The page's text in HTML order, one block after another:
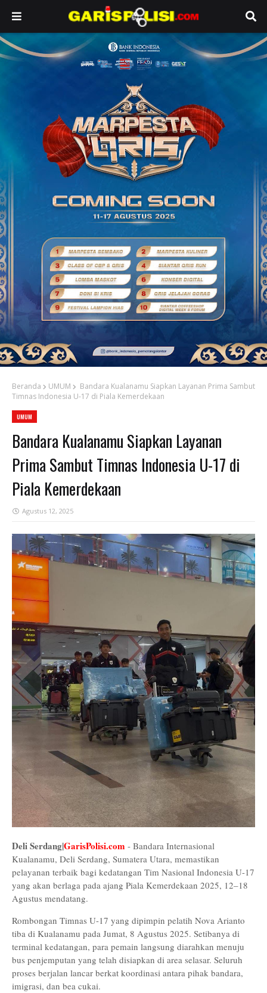
Beranda UMUM
Bandara Kualanamu Siapkan Layanan Prima Sambut
Timnas Indonesia U-17 di Piala Kemerdekaan
UMUM
Bandara Kualanamu Siapkan Layanan
Prima Sambut Timnas Indonesia U-17 di
Piala Kemerdekaan
Agustus 12, 2025
Deli Serdang|GarisPolisi.com - Bandara Internasional
Kualanamu, Deli Serdang, Sumatera Utara, memastikan
pelayanan terbaik bagi kedatangan Tim Nasional Indonesia U-17
yang akan berlaga pada ajang Piala Kemerdekaan 2025, 12–18
Agustus mendatang.
Rombongan Timnas U-17 yang dipimpin pelatih Nova Arianto
tiba di Kualanamu pada Jumat, 8 Agustus 2025. Setibanya di
terminal kedatangan, para pemain langsung diarahkan menuju
bus penjemputan yang telah disiapkan di area selasar. Seluruh
proses berjalan lancar berkat koordinasi antara pihak bandara,
imigrasi, dan bea cukai.